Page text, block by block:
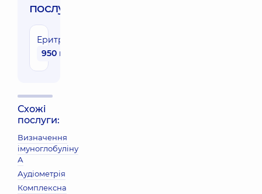
послуги:
Еритропоетин
950 грн
Схожі
послуги:
Визначення
імуноглобуліну
А
Аудіометрія
Комплексна